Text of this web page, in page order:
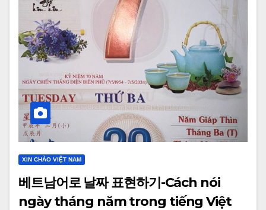
XIN CHÀO VIỆT NAM
베트남어로 날짜 표현하기-Cách nói
ngày tháng năm trong tiếng Việt